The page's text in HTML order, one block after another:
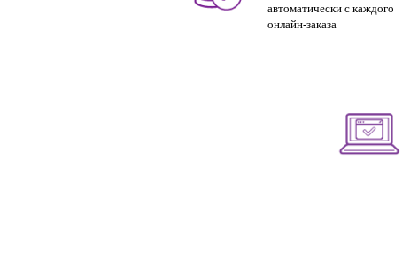
автоматически с каждого
онлайн-заказа